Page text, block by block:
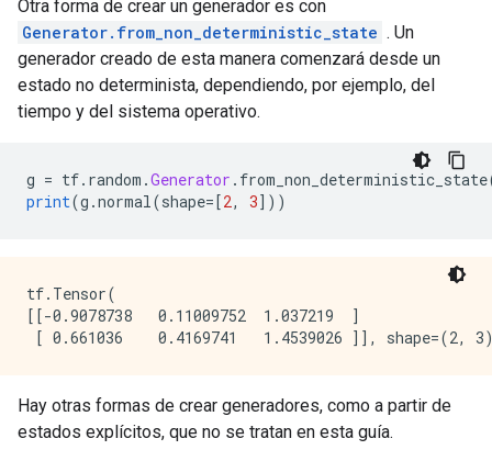
Otra forma de crear un generador es con
Generator.from_non_deterministic_state . Un
generador creado de esta manera comenzará desde un
estado no determinista, dependiendo, por ejemplo, del
tiempo y del sistema operativo.
g = tf. random .Generator . from_non_deterministic_state
print(g .normal(shape=[2, 3]))
tf.Tensor(
[[-0.9078738   0.11009752  1.037219  ]
Hay otras formas de crear generadores, como a partir de
estados explícitos, que no se tratan en esta guía.